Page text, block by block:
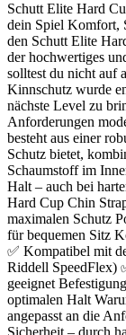
Schutt Elite Hard
dein Spiel Komfort,
den Schutt Elite
der hochwertiges
solltest du nicht auf
Kinnschutz wurde
nächste Level zu
Anforderungen
besteht aus einer
Schutz bietet,
Schaumstoff im
Halt – auch bei
Hard Cup Chin
maximalen Schutz
für bequemen Sitz
✅ Kompatibel mit
Riddell SpeedFlex)
geeignet
optimalen Halt
angepasst an die
Sicherheit – durch